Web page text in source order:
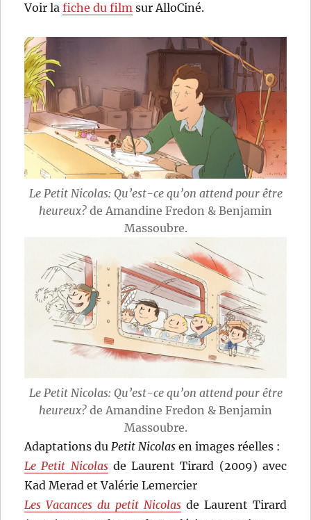
Voir lafiche du film sur AlloCiné.
Le Petit Nicolas: Qu’est-ce qu’on attend pour être
heureux? de Amandine Fredon & Benjamin
Massoubre.
Le Petit Nicolas: Qu’est-ce qu’on attend pour être
heureux? de Amandine Fredon & Benjamin
Massoubre.
Adaptations duPetit Nicolas en images réelles :
Le Petit Nicolasde Laurent Tirard (2009) avec
Kad Merad et Valérie Lemercier
Les Vacances du petit Nicolasde Laurent Tirard